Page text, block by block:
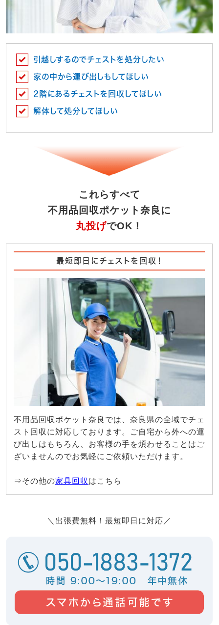
引越しするのでチェストを処分したい
家の中から運び出しもしてほしい
2階にあるチェストを回収してほしい
解体して処分してほしい
これらすべて
不用品回収ポケット奈良に
丸投げでOK！
最短即日にチェストを回収！
不用品回収ポケット奈良では、奈良県の全域でチェ
スト回収に対応しております。ご自宅から外への運
び出しはもちろん、お客様の手を煩わせることはご
ざいませんのでお気軽にご依頼いただけます。
⇒その他の家具回収 はこちら
＼出張費無料！最短即日に対応／